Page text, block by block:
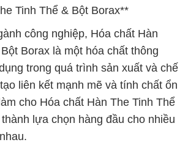
Tinh Thể & Bột Borax**
công nghiệp, Hóa chất Hàn
Borax là một hóa chất thông
trong quá trình sản xuất và chế
liên kết mạnh mẽ và tính chất ổn
cho Hóa chất Hàn The Tinh Thể
lựa chọn hàng đầu cho nhiều